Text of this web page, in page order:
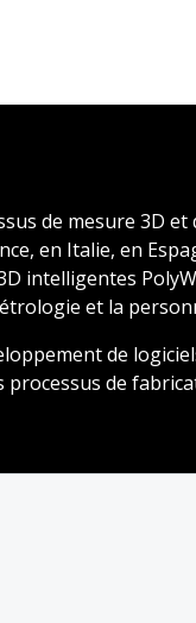
de mesure 3D et
en Italie, en
intelligentes
et la
de
processus de